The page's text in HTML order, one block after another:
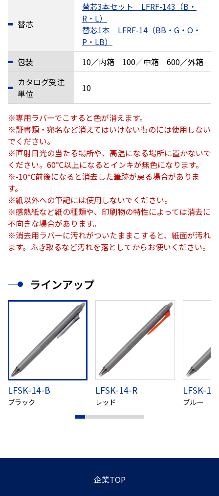
替芯
替芯3本セット LFRF-143（B・
R・L）
替芯1本 LFRF-14（BB・G・O・
P・LB）
包装
10／内箱 100／中箱 600／外箱
カタログ受注
単位
10
※専用ラバーでこすると色が消えます。
※証書類・宛名など消えてはいけないものには使用しない
でください。
※直射日光の当たる場所や、高温になる場所に置かないで
ください。60℃以上になるとインキが無色になります。
※-10℃前後になると消去した筆跡が戻る場合がありま
す。
※紙以外への筆記には使用しないでください。
※感熱紙など紙の種類や、印刷物の特性によっては消去に
不向きな場合があります。
※消去用ラバーに汚れがついたままこすると、紙面が汚れ
ます。ふき取るなど汚れを落としてからお使いください。
ラインアップ
LFSK-14-B
ブラック
LFSK-14-R
レッド
LFSK-
ブルー
企業TOP